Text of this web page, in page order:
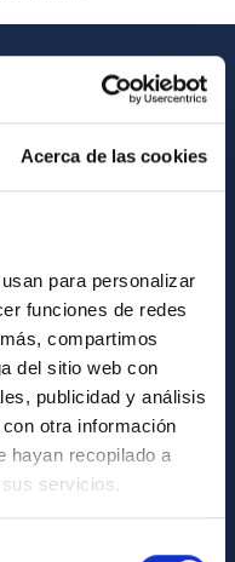
Acerca de las cookies
para personalizar
funciones de redes
compartimos
del sitio web con
publicidad y análisis
otra información
hayan recopilado a
servicios.